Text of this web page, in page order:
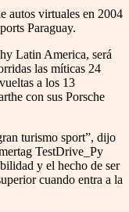
autos virtuales en 2004
Paraguay.
Latin America, será
las míticas 24
a los 13
con sus Porsche
turismo sport”, dijo
TestDrive_Py
y el hecho de ser
cuando entra a la